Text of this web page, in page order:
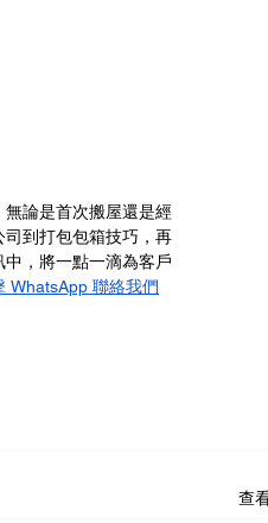
論是首次搬屋還是經
到打包包箱技巧，再
，將一點一滴為客戶
WhatsApp 聯絡我們
查